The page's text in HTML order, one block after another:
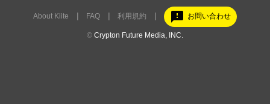
About Kiite FAQ 利用規約 feedback お問い合わせ
© Crypton Future Media, INC.